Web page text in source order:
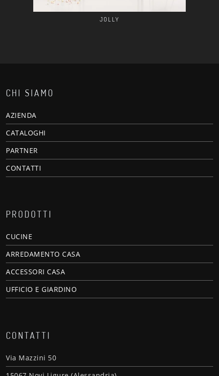
JOLLY
CHI SIAMO
AZIENDA
CATALOGHI
PARTNER
CONTATTI
PRODOTTI
CUCINE
ARREDAMENTO CASA
ACCESSORI CASA
UFFICIO E GIARDINO
CONTATTI
Via Mazzini 50